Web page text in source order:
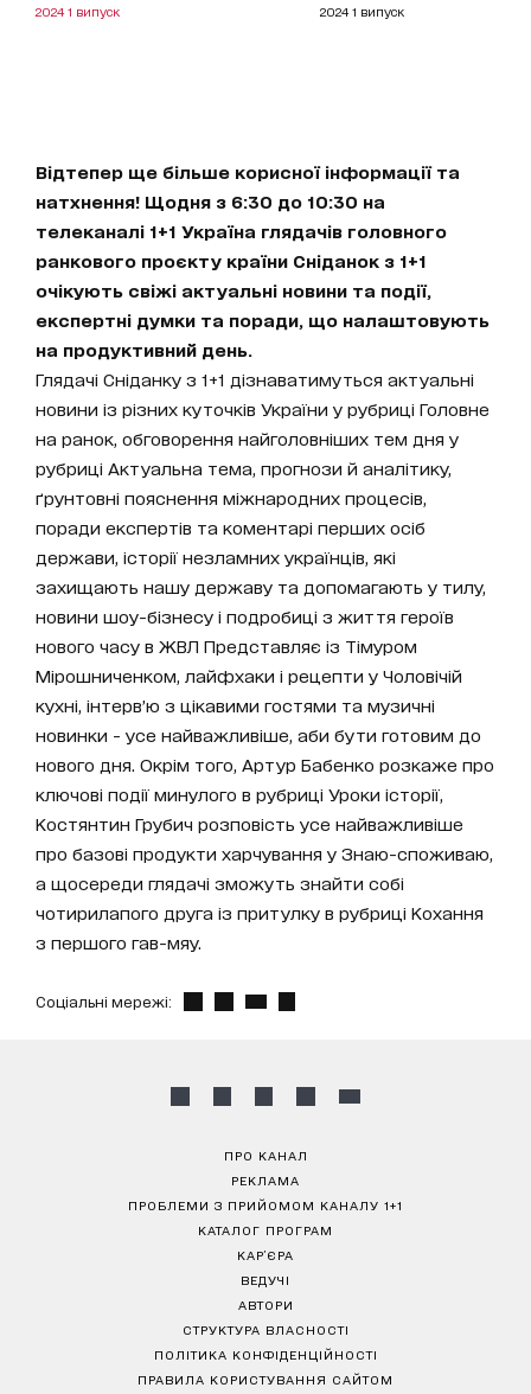
2024 1 випуск 2024 1 випуск
Відтепер ще більше корисної інформації та
натхнення! Щодня з 6:30 до 10:30 на
телеканалі 1+1 Україна глядачів головного
ранкового проєкту країни Сніданок з 1+1
очікують свіжі актуальні новини та події,
експертні думки та поради, що налаштовують
на продуктивний день.
Глядачі Сніданку з 1+1 дізнаватимуться актуальні
новини із різних куточків України у рубриці Головне
на ранок, обговорення найголовніших тем дня у
рубриці Актуальна тема, прогнози й аналітику,
ґрунтовні пояснення міжнародних процесів,
поради експертів та коментарі перших осіб
держави, історії незламних українців, які
захищають нашу державу та допомагають у тилу,
новини шоу-бізнесу і подробиці з життя героїв
нового часу в ЖВЛ Представляє із Тімуром
Мірошниченком, лайфхаки і рецепти у Чоловічій
кухні, інтерв’ю з цікавими гостями та музичні
новинки - усе найважливіше, аби бути готовим до
нового дня. Окрім того, Артур Бабенко розкаже про
ключові події минулого в рубриці Уроки історії,
Костянтин Грубич розповість усе найважливіше
про базові продукти харчування у Знаю-споживаю,
а щосереди глядачі зможуть знайти собі
чотирилапого друга із притулку в рубриці Кохання
з першого гав-мяу.
Соціальні мережі:
ПРО КАНАЛ
РЕКЛАМА
ПРОБЛЕМИ З ПРИЙОМОМ КАНАЛУ 1+1
КАТАЛОГ ПРОГРАМ
КАР’ЄРА
ВЕДУЧІ
АВТОРИ
СТРУКТУРА ВЛАСНОСТІ
ПОЛІТИКА КОНФІДЕНЦІЙНОСТІ
ПРАВИЛА КОРИСТУВАННЯ САЙТОМ